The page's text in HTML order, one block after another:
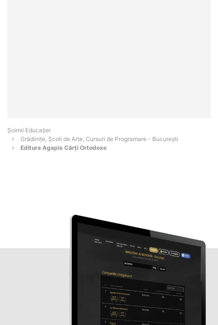
Șoimii Educației
Grădinițe, Școli de Arte, Cursuri de Programare - Bucureşti
Editura Agapis Cărți Ortodoxe